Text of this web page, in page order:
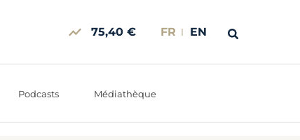
75,40 € FR EN
Podcasts Médiathèque